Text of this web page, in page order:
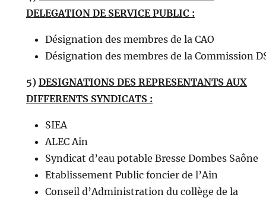
DELEGATION DE SERVICE PUBLIC :
Désignation des membres de la CAO
Désignation des membres de la Commission
5) DESIGNATIONS DES REPRESENTANTS AUX
DIFFERENTS SYNDICATS :
SIEA
ALEC Ain
Syndicat d’eau potable Bresse Dombes Saône
Etablissement Public foncier de l’Ain
Conseil d’Administration du collège de la